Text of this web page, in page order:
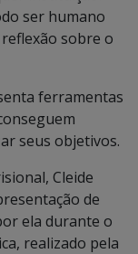
ser humano
sobre o
ferramentas
seus objetivos.
Cleide
de
ela durante o
realizado pela